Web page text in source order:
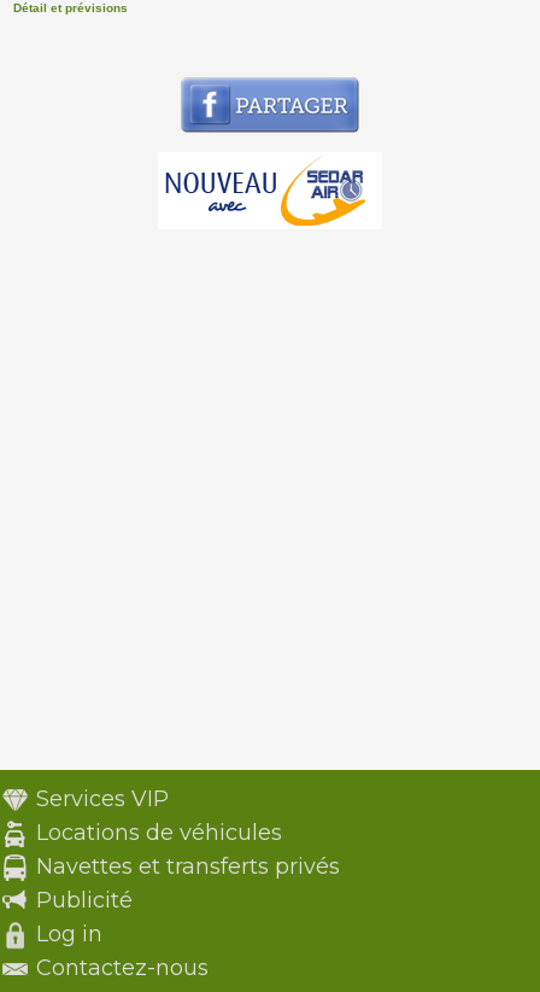
Détail et prévisions
Services VIP
Locations de véhicules
Navettes et transferts privés
Publicité
Log in
Contactez-nous